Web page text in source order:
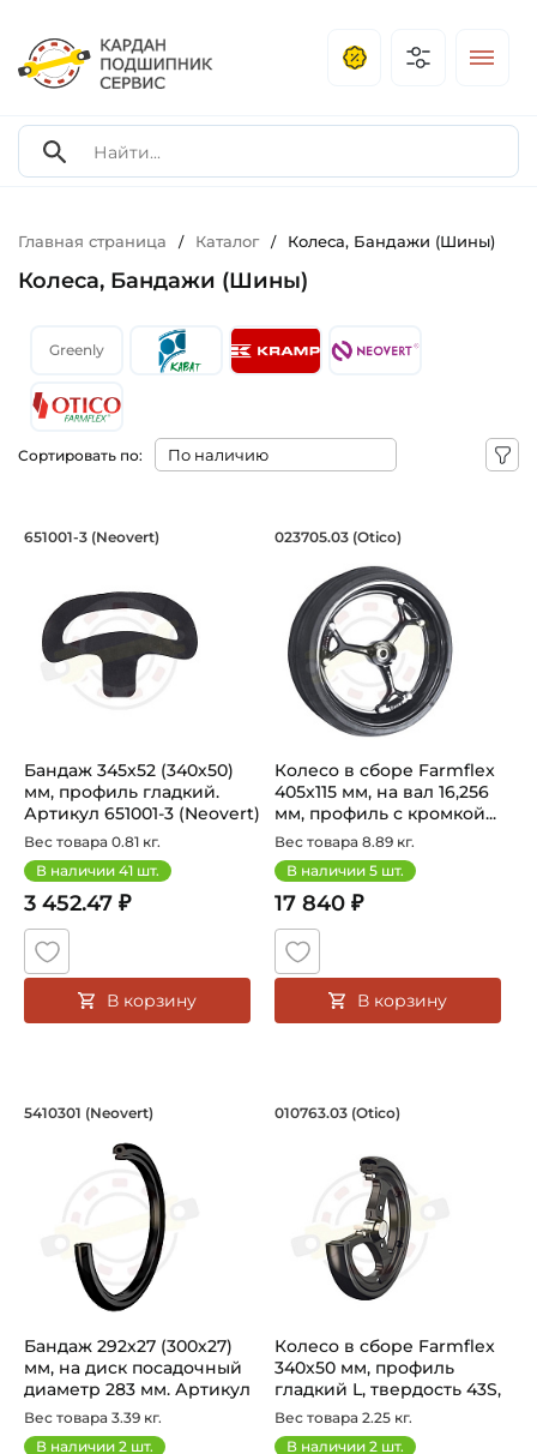
Главная страница / Каталог / Колеса, Бандажи (Шины)
Колеса, Бандажи (Шины)
Greenly
Сортировать по:
Бандаж 345x52 (340х50) мм, профиль
651001-3 (Neovert)
Бандаж 345x52 (340х50)
мм, профиль гладкий.
Артикул 651001-3 (Neovert)
Вес товара 0.81 кг.
В наличии 41 шт.
3 452.47 ₽
В корзину
Колесо в сборе
023705.03 (Otico)
Колесо в сборе Farmflex
405x115 мм, на вал 16,256
мм, профиль с кромкой...
Вес товара 8.89 кг.
В наличии 5 шт.
17 840 ₽
В корзину
Бандаж 292x27 (300х27) мм, на диск
5410301 (Neovert)
Бандаж 292x27 (300х27)
мм, на диск посадочный
диаметр 283 мм. Артикул
5...
Вес товара 3.39 кг.
В наличии 2 шт.
Колесо в сборе
010763.03 (Otico)
Колесо в сборе Farmflex
340х50 мм, профиль
гладкий L, твердость 43S,
ди...
Вес товара 2.25 кг.
В наличии 2 шт.